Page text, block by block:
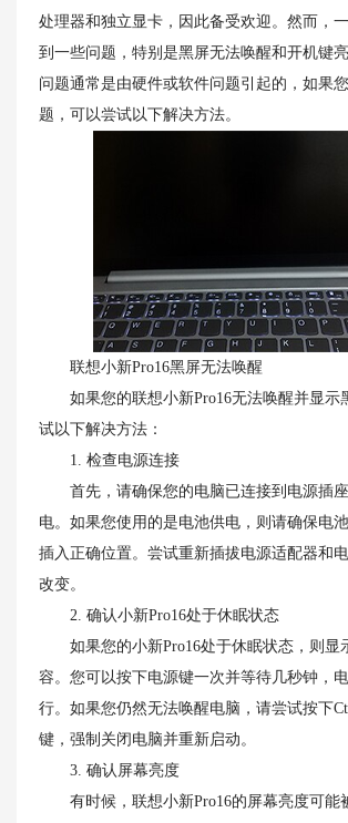
处理器和独立显卡，因此备受欢迎。然而，
到一些问题，特别是黑屏无法唤醒和开机键
问题通常是由硬件或软件问题引起的，如果
题，可以尝试以下解决方法。
联想小新Pro16黑屏无法唤醒
如果您的联想小新Pro16无法唤醒并显示
试以下解决方法：
1. 检查电源连接
首先，请确保您的电脑已连接到电源插
电。如果您使用的是电池供电，则请确保电
插入正确位置。尝试重新插拔电源适配器和
改变。
2. 确认小新Pro16处于休眠状态
如果您的小新Pro16处于休眠状态，则显
容。您可以按下电源键一次并等待几秒钟，
行。如果您仍然无法唤醒电脑，请尝试按下
键，强制关闭电脑并重新启动。
3. 确认屏幕亮度
有时候，联想小新Pro16的屏幕亮度可能